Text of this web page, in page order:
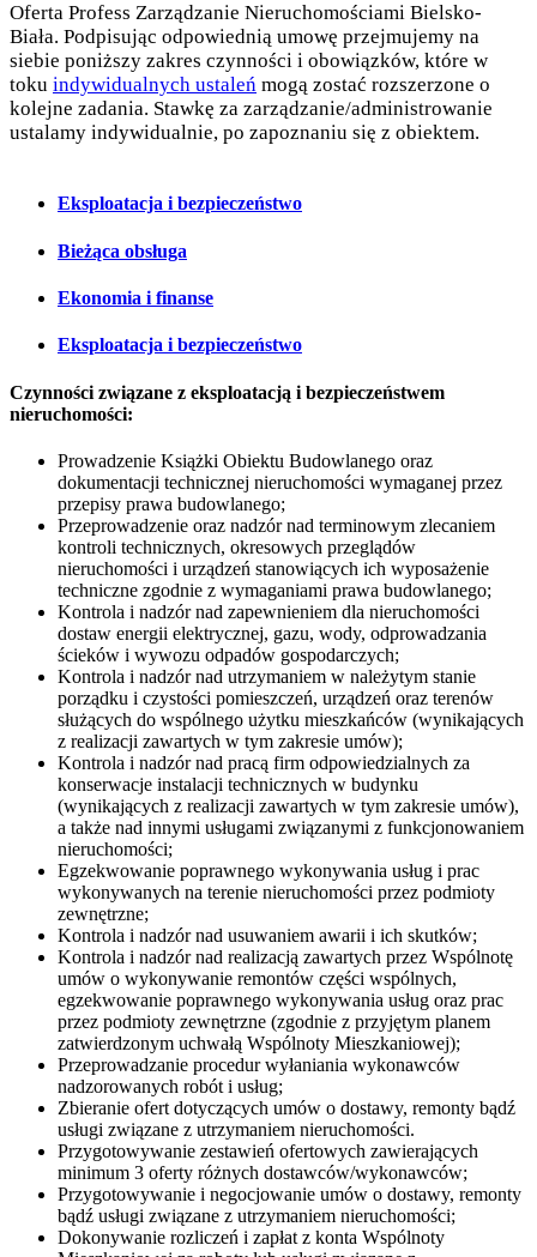
Oferta Profess Zarządzanie Nieruchomościami Bielsko-
Biała. Podpisując odpowiednią umowę przejmujemy na
siebie poniższy zakres czynności i obowiązków, które w
toku indywidualnych ustaleń mogą zostać rozszerzone o
kolejne zadania. Stawkę za zarządzanie/administrowanie
ustalamy indywidualnie, po zapoznaniu się z obiektem.
Eksploatacja i bezpieczeństwo
Bieżąca obsługa
Ekonomia i finanse
Eksploatacja i bezpieczeństwo
Czynności związane z eksploatacją i bezpieczeństwem
nieruchomości:
Prowadzenie Książki Obiektu Budowlanego oraz
dokumentacji technicznej nieruchomości wymaganej przez
przepisy prawa budowlanego;
Przeprowadzenie oraz nadzór nad terminowym zlecaniem
kontroli technicznych, okresowych przeglądów
nieruchomości i urządzeń stanowiących ich wyposażenie
techniczne zgodnie z wymaganiami prawa budowlanego;
Kontrola i nadzór nad zapewnieniem dla nieruchomości
dostaw energii elektrycznej, gazu, wody, odprowadzania
ścieków i wywozu odpadów gospodarczych;
Kontrola i nadzór nad utrzymaniem w należytym stanie
porządku i czystości pomieszczeń, urządzeń oraz terenów
służących do wspólnego użytku mieszkańców (wynikających
z realizacji zawartych w tym zakresie umów);
Kontrola i nadzór nad pracą firm odpowiedzialnych za
konserwacje instalacji technicznych w budynku
(wynikających z realizacji zawartych w tym zakresie umów),
a także nad innymi usługami związanymi z funkcjonowaniem
nieruchomości;
Egzekwowanie poprawnego wykonywania usług i prac
wykonywanych na terenie nieruchomości przez podmioty
zewnętrzne;
Kontrola i nadzór nad usuwaniem awarii i ich skutków;
Kontrola i nadzór nad realizacją zawartych przez Wspólnotę
umów o wykonywanie remontów części wspólnych,
egzekwowanie poprawnego wykonywania usług oraz prac
przez podmioty zewnętrzne (zgodnie z przyjętym planem
zatwierdzonym uchwałą Wspólnoty Mieszkaniowej);
Przeprowadzanie procedur wyłaniania wykonawców
nadzorowanych robót i usług;
Zbieranie ofert dotyczących umów o dostawy, remonty bądź
usługi związane z utrzymaniem nieruchomości.
Przygotowywanie zestawień ofertowych zawierających
minimum 3 oferty różnych dostawców/wykonawców;
Przygotowywanie i negocjowanie umów o dostawy, remonty
bądź usługi związane z utrzymaniem nieruchomości;
Dokonywanie rozliczeń i zapłat z konta Wspólnoty